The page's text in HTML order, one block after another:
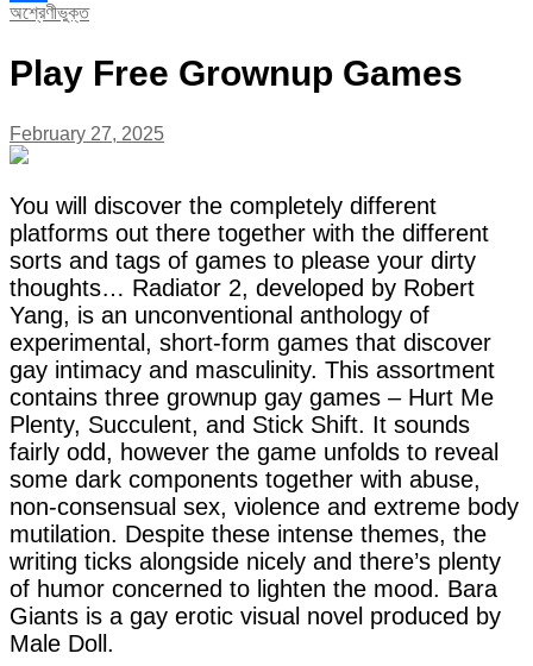
Share
অশ্রেণীভুক্ত
Play Free Grownup Games
February 27, 2025
You will discover the completely different
platforms out there together with the different
sorts and tags of games to please your dirty
thoughts… Radiator 2, developed by Robert
Yang, is an unconventional anthology of
experimental, short-form games that discover
gay intimacy and masculinity. This assortment
contains three grownup gay games – Hurt Me
Plenty, Succulent, and Stick Shift. It sounds
fairly odd, however the game unfolds to reveal
some dark components together with abuse,
non-consensual sex, violence and extreme body
mutilation. Despite these intense themes, the
writing ticks alongside nicely and there’s plenty
of humor concerned to lighten the mood. Bara
Giants is a gay erotic visual novel produced by
Male Doll.